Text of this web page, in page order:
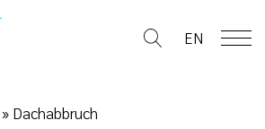
EN
» Dachabbruch